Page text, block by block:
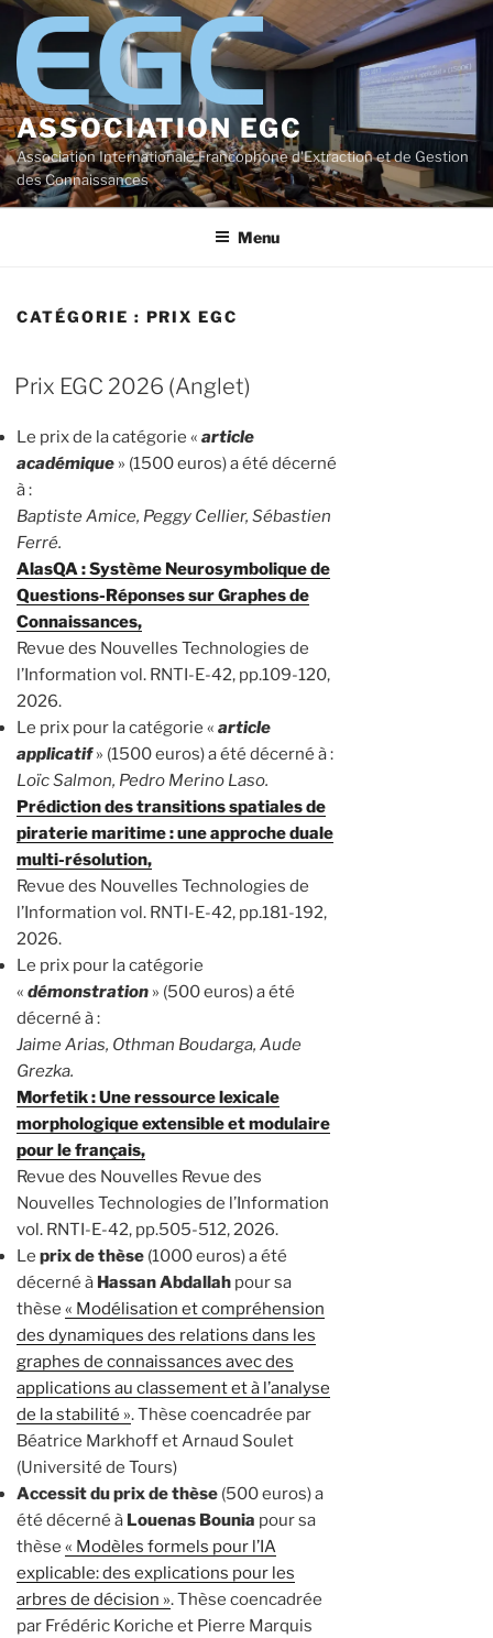
Aller
contenu
principal
ASSOCIATION EGC
Association Internationale Francophone d'Extraction et de Gestion
des Connaissances
Menu
CATÉGORIE : PRIX EGC
Prix EGC 2026 (Anglet)
Le prix de la catégorie « article
académique » (1500 euros) a été décerné
à :
Baptiste Amice, Peggy Cellier, Sébastien
Ferré.
AlasQA : Système Neurosymbolique de
Questions-Réponses sur Graphes de
Connaissances,
Revue des Nouvelles Technologies de
l’Information vol. RNTI-E-42, pp.109-120,
2026.
Le prix pour la catégorie « article
applicatif» (1500 euros) a été décerné à :
Loïc Salmon, Pedro Merino Laso.
Prédiction des transitions spatiales de
piraterie maritime : une approche duale
multi-résolution,
Revue des Nouvelles Technologies de
l’Information vol. RNTI-E-42, pp.181-192,
2026.
Le prix pour la catégorie
« démonstration » (500 euros) a été
décerné à :
Jaime Arias, Othman Boudarga, Aude
Grezka.
Morfetik : Une ressource lexicale
morphologique extensible et modulaire
pour le français,
Revue des Nouvelles Revue des
Nouvelles Technologies de l’Information
vol. RNTI-E-42, pp.505-512, 2026.
Le prix de thèse (1000 euros) a été
décerné à Hassan Abdallah pour sa
thèse « Modélisation et compréhension
des dynamiques des relations dans les
graphes de connaissances avec des
applications au classement et à l’analyse
de la stabilité ». Thèse coencadrée par
Béatrice Markhoff et Arnaud Soulet
(Université de Tours)
Accessit du prix de thèse (500 euros) a
été décerné à Louenas Bounia pour sa
thèse « Modèles formels pour l’IA
explicable: des explications pour les
arbres de décision ». Thèse coencadrée
par Frédéric Koriche et Pierre Marquis